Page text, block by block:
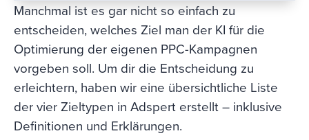
Manchmal ist es gar nicht so einfach zu
entscheiden, welches Ziel man der KI für die
Optimierung der eigenen PPC-Kampagnen
vorgeben soll. Um dir die Entscheidung zu
erleichtern, haben wir eine übersichtliche Liste
der vier Zieltypen in Adspert erstellt – inklusive
Definitionen und Erklärungen.